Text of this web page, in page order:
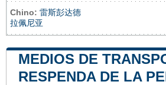
Chino: 雷斯彭达德
拉佩尼亚
MEDIOS DE
RESPENDA DE LA